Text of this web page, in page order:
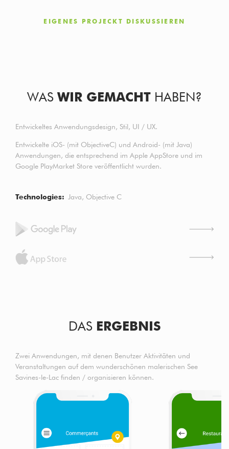
EIGENES PROJECKT DISKUSSIEREN
WASWIR GEMACHT HABEN?
Entwickeltes Anwendungsdesign, Stil, UI / UX.
Entwickelte iOS- (mit ObjectiveC) und Android- (mit Java)
Anwendungen, die entsprechend im Apple AppStore und im
Google PlayMarket Store veröffentlicht wurden.
Technologies Java Objective C
DAS ERGEBNIS
Zwei Anwendungen, mit denen Benutzer Aktivitäten und
Veranstaltungen auf dem wunderschönen malerischen See
Savines-le-Lac finden / organisieren können.